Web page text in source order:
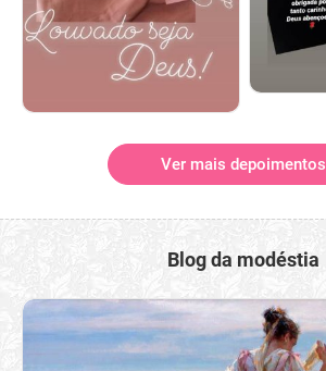
Ver mais depoimentos
Blog da modéstia